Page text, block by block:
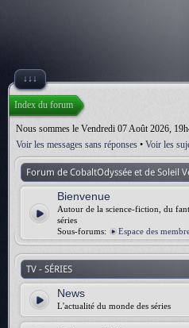
↓↓↓
Index du forum
Nous sommes le Vendredi 07 Août 2026,
Voir les messages sans réponses • Voir les
Forum de CobaltOdyssée et de Soleil
Bienvenue
Autour de la science-fiction, du
séries
Sous-forums:
Espace des
TV - SÉRIES
News
L'actualité du monde des séries